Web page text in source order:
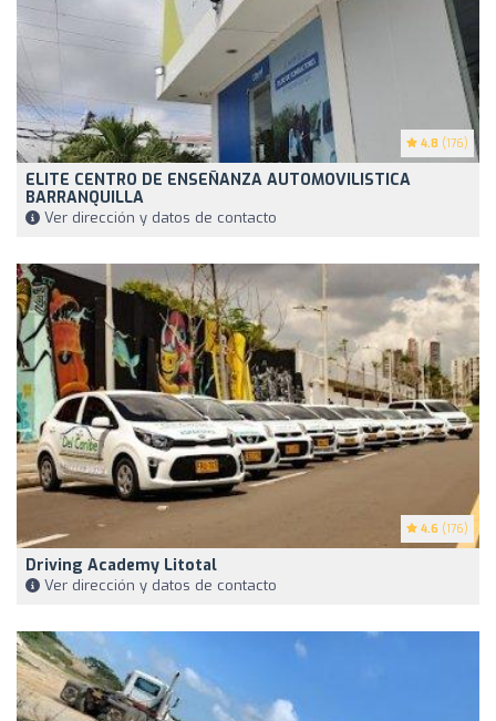
4.8 (176)
ELITE CENTRO DE ENSEÑANZA AUTOMOVILISTICA
BARRANQUILLA
Ver dirección y datos de contacto
4.6 (176)
Driving Academy Litotal
Ver dirección y datos de contacto